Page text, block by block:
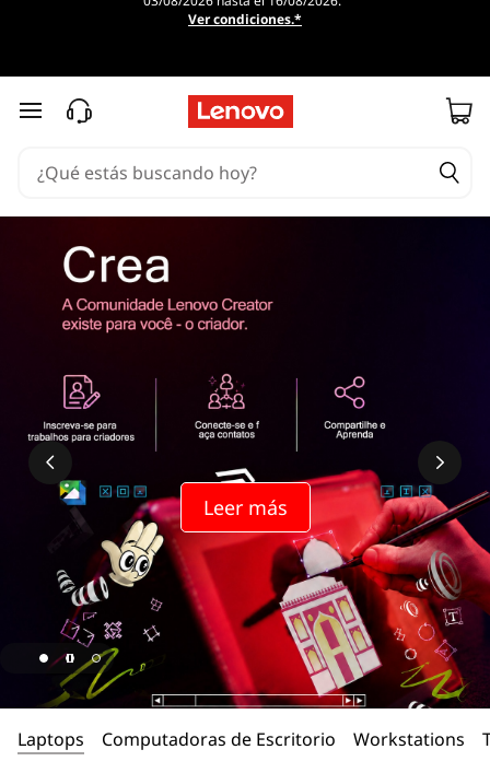
Ver condiciones.*
Ir al contenido principal
Leer más
Laptops Computadoras de Escritorio Workstations